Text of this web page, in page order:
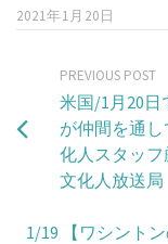
2021年1月20日
PREVIOUS POST
米国/1月20日
が仲間を通
化人スタッフ
文化人放送局
1/19 【ワシント